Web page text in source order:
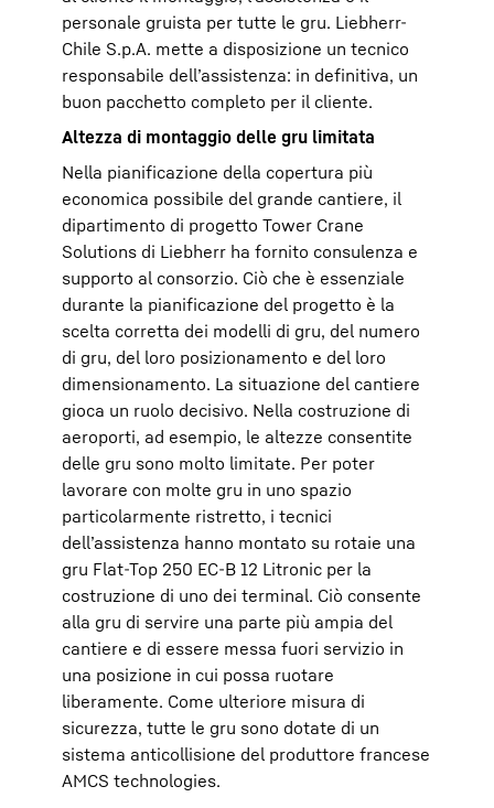
personale gruista per tutte le gru. Liebherr-
Chile S.p.A. mette a disposizione un tecnico
responsabile dell’assistenza: in definitiva, un
buon pacchetto completo per il cliente.
Altezza di montaggio delle gru limitata
Nella pianificazione della copertura più
economica possibile del grande cantiere, il
dipartimento di progetto Tower Crane
Solutions di Liebherr ha fornito consulenza e
supporto al consorzio. Ciò che è essenziale
durante la pianificazione del progetto è la
scelta corretta dei modelli di gru, del numero
di gru, del loro posizionamento e del loro
dimensionamento. La situazione del cantiere
gioca un ruolo decisivo. Nella costruzione di
aeroporti, ad esempio, le altezze consentite
delle gru sono molto limitate. Per poter
lavorare con molte gru in uno spazio
particolarmente ristretto, i tecnici
dell’assistenza hanno montato su rotaie una
gru Flat-Top 250 EC-B 12 Litronic per la
costruzione di uno dei terminal. Ciò consente
alla gru di servire una parte più ampia del
cantiere e di essere messa fuori servizio in
una posizione in cui possa ruotare
liberamente. Come ulteriore misura di
sicurezza, tutte le gru sono dotate di un
sistema anticollisione del produttore francese
AMCS technologies.